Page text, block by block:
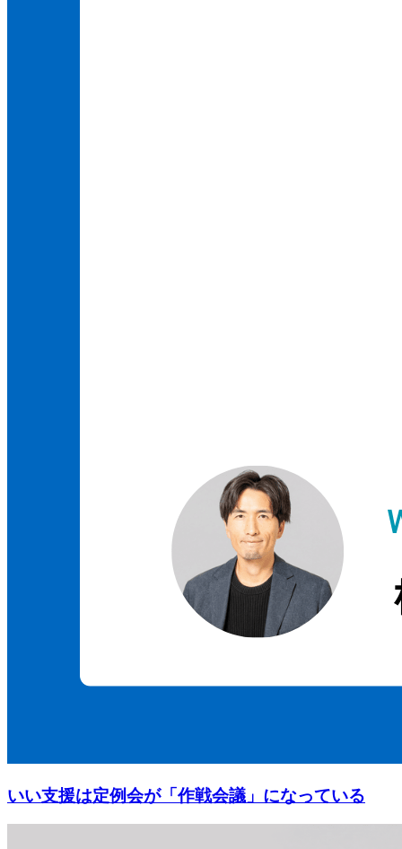
いい支援は定例会が「作戦会議」になっている